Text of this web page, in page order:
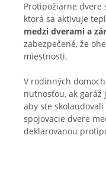
Protipožiarne dvere
ktorá sa aktivuje
medzi dverami a
zabezpečené, že
miestnosti.
V rodinných
nutnosťou, ak garáž
aby ste
spojovacie dvere
deklarovanou